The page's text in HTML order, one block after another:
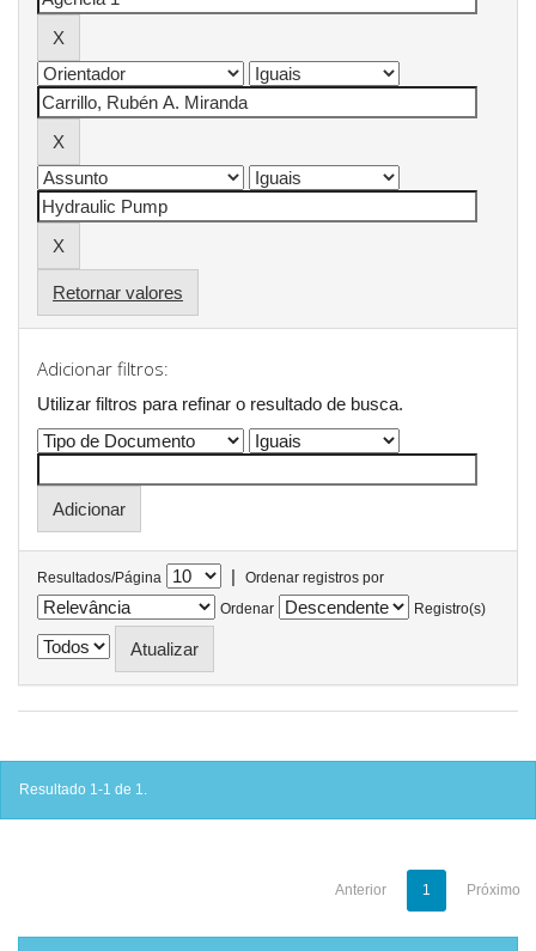
Retornar valores
Adicionar filtros:
Utilizar filtros para refinar o resultado de busca.
Resultados/Página |
Ordenar registros por
Ordenar
Registro(s)
Resultado 1-1 de 1.
Anterior 1 Próximo